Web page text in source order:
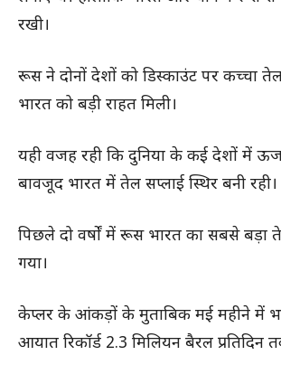
रखी।
रूस ने दोनों देशों को डिस्काउंट पर कच्चा
भारत को बड़ी राहत मिली।
यही वजह रही कि दुनिया के कई देशों में
बावजूद भारत में तेल सप्लाई स्थिर बनी रही।
पिछले दो वर्षों में रूस भारत का सबसे बड़ा
गया।
केप्लर के आंकड़ों के मुताबिक मई महीने में
आयात रिकॉर्ड 2.3 मिलियन बैरल प्रतिदिन